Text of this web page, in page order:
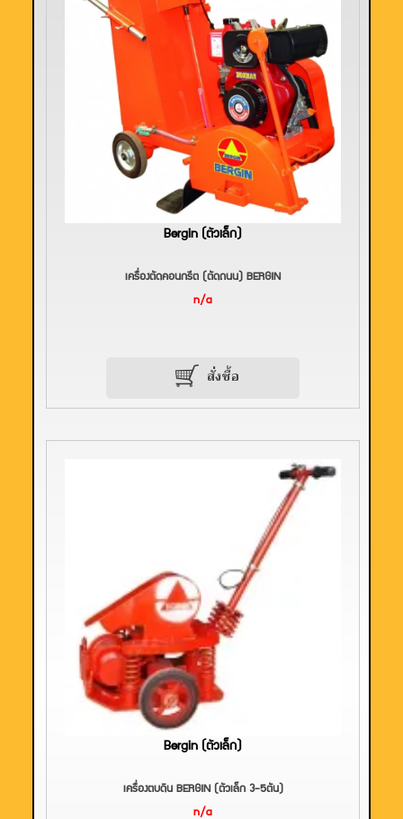
Bergin (ตัวเล็ก)
เครื่องตัดคอนกรีต (ตัดถนน) BERGIN
n/a
สั่งซื้อ
Bergin (ตัวเล็ก)
เครื่องตบดิน BERGIN (ตัวเล็ก 3-5ตัน)
n/a